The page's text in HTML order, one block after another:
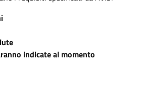
indicate al momento